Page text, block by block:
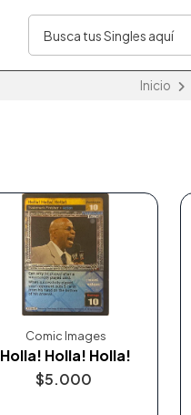
Inicio
Comic Images
Holla! Holla! Holla!
$5.000